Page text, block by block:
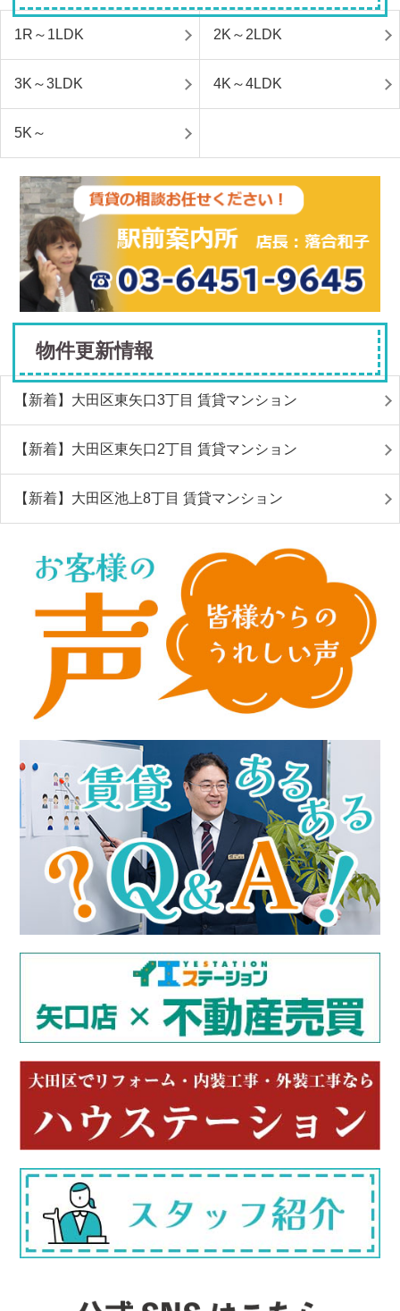
1R～1LDK 2K～2LDK
3K～3LDK 4K～4LDK
5K～
物件更新情報
【新着】大田区東矢口3丁目 賃貸マンション
【新着】大田区東矢口2丁目 賃貸マンション
【新着】大田区池上8丁目 賃貸マンション